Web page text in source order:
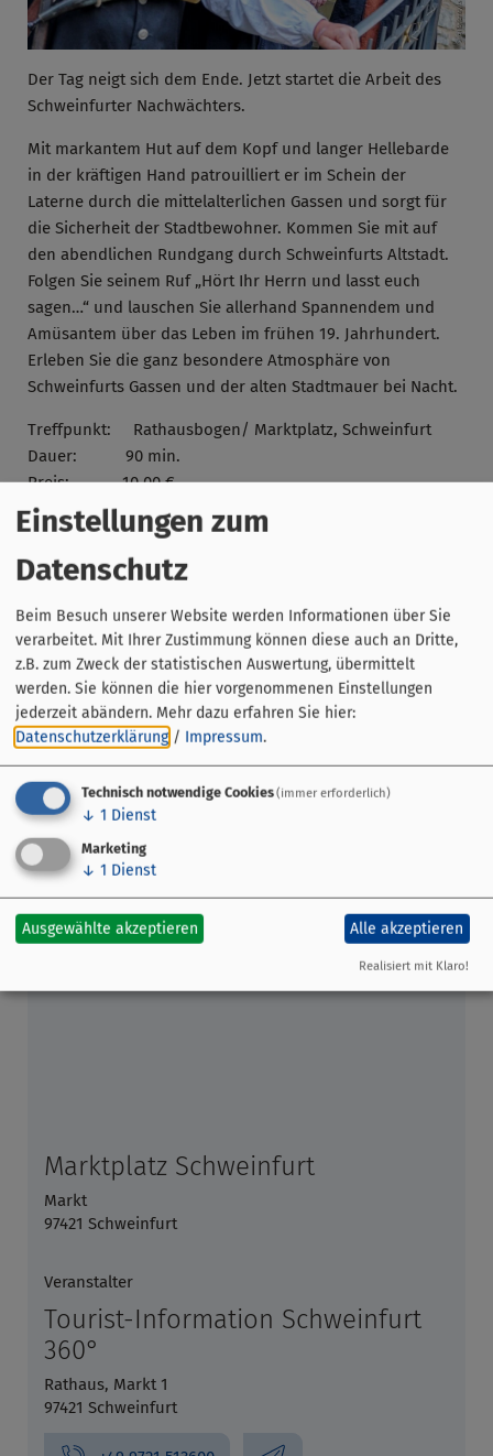
Der Tag neigt sich dem Ende. Jetzt startet die Arbeit des
Schweinfurter Nachwächters.
Mit markantem Hut auf dem Kopf und langer Hellebarde
in der kräftigen Hand patrouilliert er im Schein der
Laterne durch die mittelalterlichen Gassen und sorgt für
die Sicherheit der Stadtbewohner. Kommen Sie mit auf
den abendlichen Rundgang durch Schweinfurts Altstadt.
Folgen Sie seinem Ruf „Hört Ihr Herrn und lasst euch
sagen…“ und lauschen Sie allerhand Spannendem und
Amüsantem über das Leben im frühen 19. Jahrhundert.
Erleben Sie die ganz besondere Atmosphäre von
Schweinfurts Gassen und der alten Stadtmauer bei Nacht.
Treffpunkt: Rathausbogen/ Marktplatz, Schweinfurt
Dauer: 90 min.
Preis: 10,00 €
Tickets sind im Online-Shop oder im Vorverkauf in der
Tourist-Info Schweinfurt erhältlich!
Keine Innenbesichtigung während der Führung.
Genießen Sie perfektes Zuhören mit unserem
Audiosystem bei unseren Führungen. Ein Audioempfänger
und Ohrhörer werden von unseren Gästeführern
ausgeteilt. Induktionsschleifen sind für Träger von
Hörgeräten auf Anfrage vorab erhältlich.
Marktplatz Schweinfurt
Markt
97421 Schweinfurt
Veranstalter
Tourist-Information Schweinfurt
360°
Rathaus, Markt 1
97421 Schweinfurt
Einstellungen zum
Datenschutz
Beim Besuch unserer Website werden Informationen über Sie
verarbeitet. Mit Ihrer Zustimmung können diese auch an Dritte,
z.B. zum Zweck der statistischen Auswertung, übermittelt
werden. Sie können die hier vorgenommenen Einstellungen
jederzeit abändern. Mehr dazu erfahren Sie hier:
Datenschutzerklärung / Impressum.
Technisch notwendige Cookies(immer erforderlich)
↓ 1 Dienst
Marketing
↓ 1 Dienst
Ausgewählte akzeptieren Alle akzeptieren
Realisiert mit Klaro!